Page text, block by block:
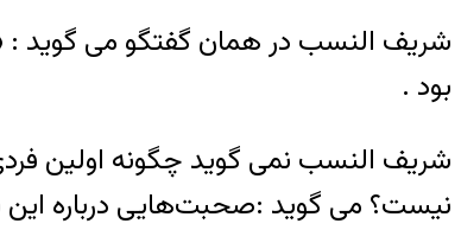
شریف النسب در همان گفتگو می گوید :
بود .
شریف النسب نمی گوید چگونه اولین
نیست؟ می گوید :صحبت‌هایی درباره